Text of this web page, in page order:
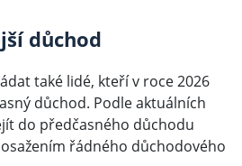
důchod
také lidé, kteří v roce 2026
důchod. Podle aktuálních
do předčasného důchodu
řádného důchodového